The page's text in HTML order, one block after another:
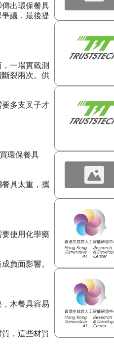
出環保餐具
議，最後提
一場實戰測
裂兩次。供
多支叉子才
環保餐具
具太重，攜
使用化學藥
負面影響。
木餐具容易
，這些材質